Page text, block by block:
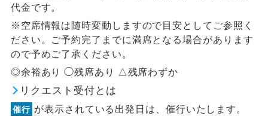
代金です。
※空席情報は随時変動しますので目安としてご参照く
ださい。ご予約完了までに満席となる場合があります
ので予めご了承ください。
◎余裕あり ◯残席あり △残席わずか
リクエスト受付とは
催行 が表示されている出発日は、催行いたします。